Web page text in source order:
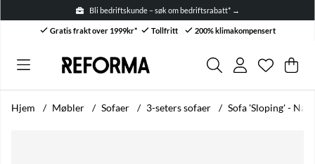
Bli bedriftskunde – søk om bedriftsrabatt* →
Gratis frakt over 1999kr* Tollfritt 200% klimakompensert
Antall i
. .
Hjem Møbler Sofaer 3-seters sofaer Sofa 'Sloping' -